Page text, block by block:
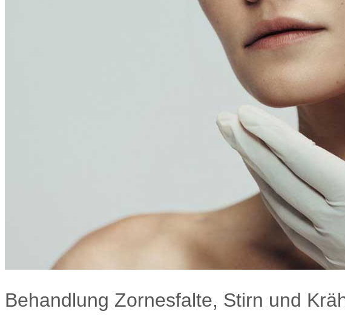
Behandlung Zornesfalte, Stirn und